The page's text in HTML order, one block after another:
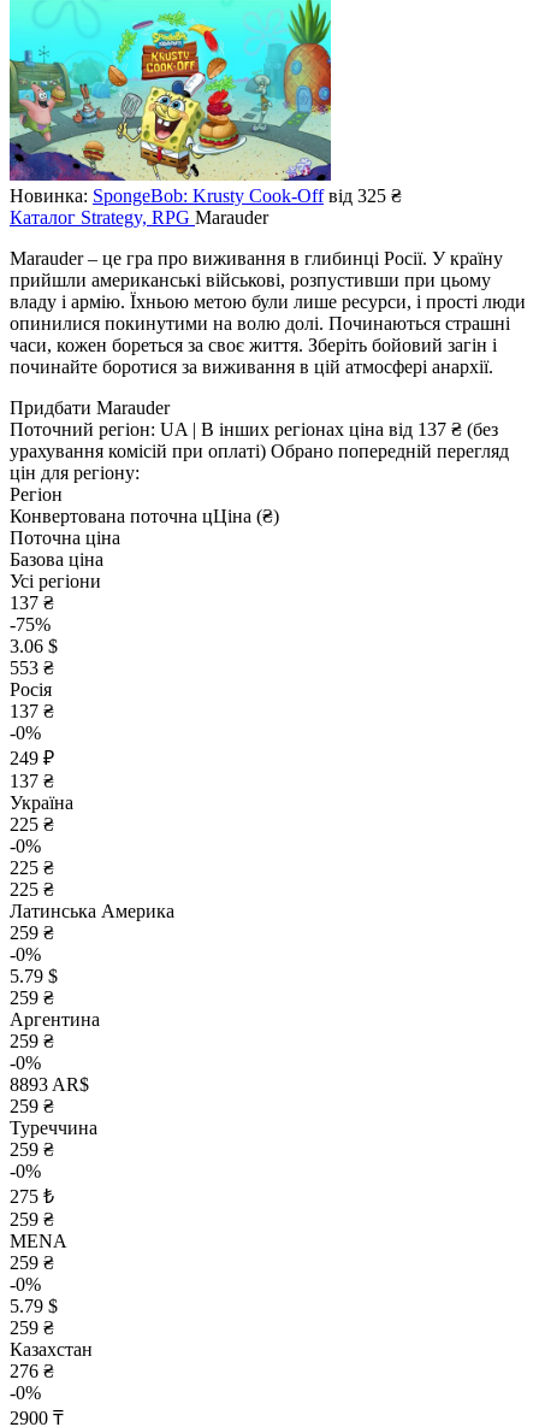
Новинка: SpongeBob: Krusty Cook-Offвід 325 ₴
Каталог Strategy, RPG Marauder
Marauder – це гра про виживання в глибинці Росії. У країну
прийшли американські військові, розпустивши при цьому
владу і армію. Їхньою метою були лише ресурси, і прості люди
опинилися покинутими на волю долі. Починаються страшні
часи, кожен бореться за своє життя. Зберіть бойовий загін і
починайте боротися за виживання в цій атмосфері анархії.
Придбати Marauder
Поточний регіон: UA | В інших регіонах ціна від 137 ₴ (без
урахування комісій при оплаті) Обрано попередній перегляд
цін для регіону:
Регіон
Конвертована поточна цЦіна (₴)
Поточна ціна
Базова ціна
Усі регіони
137 ₴
-75%
3.06 $
553 ₴
Росія
137 ₴
-0%
249 ₽
137 ₴
Україна
225 ₴
-0%
225 ₴
225 ₴
Латинська Америка
259 ₴
-0%
5.79 $
259 ₴
Аргентина
259 ₴
-0%
8893 AR$
259 ₴
Туреччина
259 ₴
-0%
275 ₺
259 ₴
MENA
259 ₴
-0%
5.79 $
259 ₴
Казахстан
276 ₴
-0%
2900 ₸